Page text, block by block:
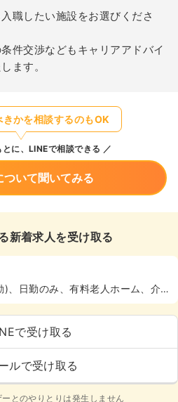
職したい施設をお選びくださ
件交渉などもキャリアアドバイ
ます。
かを相談するのもOK
に、LINEで相談できる
ついて聞いてみる
新着求人を受け取る
、日勤のみ、有料老人ホーム、介
で受け取る
ルで受け取る
とのやりとりは発生しません